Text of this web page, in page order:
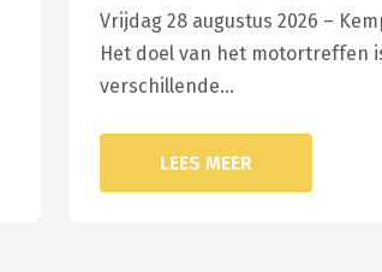
Vrijdag 28 augustus 2026 –
Het doel van het motortreffen
verschillende…
LEES MEER